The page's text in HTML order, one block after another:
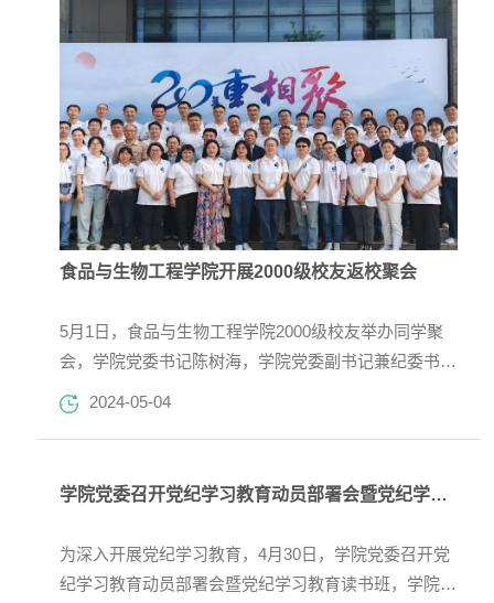
赋能助力成...
食品与生物工程学院开展2000级校友返校聚会
5月1日，食品与生物工程学院2000级校友举办同学聚
会，学院党委书记陈树海，学院党委副书记兼纪委书记
李艳，副院长郑志，钟昔阳、陈从贵、孙汉巨教授等教
学院实验中心高莉老师的带领下参观实验室，并于食品
2024-05-04
学院党委召开党纪学习教育动员部署会暨党纪学习教育读书班
为深入开展党纪学习教育，4月30日，学院党委召开党
纪学习教育动员部署会暨党纪学习教育读书班，学院党